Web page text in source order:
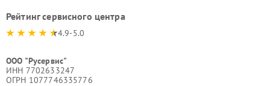
Рейтинг сервисного центра
4.9-5.0
ООО "Русервис"
ИНН 7702633247
ОГРН 1077746335776